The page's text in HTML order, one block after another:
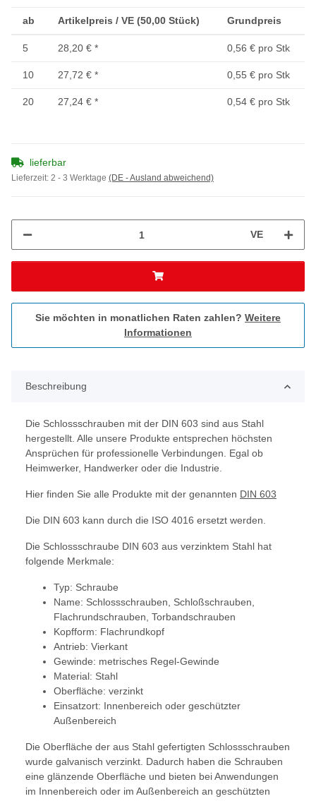
ab Artikelpreis / VE (50,00 Stück) Grundpreis
5 28,20 € * 0,56 € pro Stk
10 27,72 € * 0,55 € pro Stk
20 27,24 € * 0,54 € pro Stk
lieferbar
Lieferzeit: 2 - 3 Werktage (DE - Ausland abweichend)
VE
Sie möchten in monatlichen Raten zahlen? Weitere
Informationen
Beschreibung
Die Schlossschrauben mit der DIN 603 sind aus Stahl
hergestellt. Alle unsere Produkte entsprechen höchsten
Ansprüchen für professionelle Verbindungen. Egal ob
Heimwerker, Handwerker oder die Industrie.
Hier finden Sie alle Produkte mit der genannten DIN 603
Die DIN 603 kann durch die ISO 4016 ersetzt werden.
Die Schlossschraube DIN 603 aus verzinktem Stahl hat
folgende Merkmale:
Typ: Schraube
Name: Schlossschrauben, Schloßschrauben,
Flachrundschrauben, Torbandschrauben
Kopfform: Flachrundkopf
Antrieb: Vierkant
Gewinde: metrisches Regel-Gewinde
Material: Stahl
Oberfläche: verzinkt
Einsatzort: Innenbereich oder geschützter
Außenbereich
Die Oberfläche der aus Stahl gefertigten Schlossschrauben
wurde galvanisch verzinkt. Dadurch haben die Schrauben
eine glänzende Oberfläche und bieten bei Anwendungen
im Innenbereich oder im Außenbereich an geschützten